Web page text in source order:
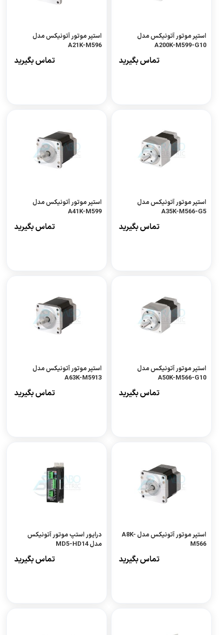
استپر موتور آتونیکس مدل
A200K-M599-G10
تماس بگیرید
استپر موتور آتونیکس مدل
A21K-M596
تماس بگیرید
استپر موتور آتونیکس مدل
A35K-M566-G5
تماس بگیرید
استپر موتور آتونیکس مدل
A41K-M599
تماس بگیرید
استپر موتور آتونیکس مدل
A50K-M566-G10
تماس بگیرید
استپر موتور آتونیکس مدل
A63K-M5913
تماس بگیرید
استپر موتور آتونیکس مدل A8K-
M566
تماس بگیرید
درایور استپ موتور آتونیکس
مدل MD5-HD14
تماس بگیرید